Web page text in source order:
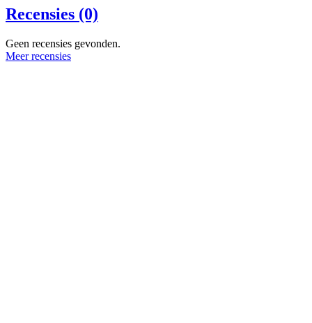
Recensies (0)
Geen recensies gevonden.
Meer recensies